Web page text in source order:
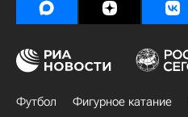
Футбол Фигурное катание